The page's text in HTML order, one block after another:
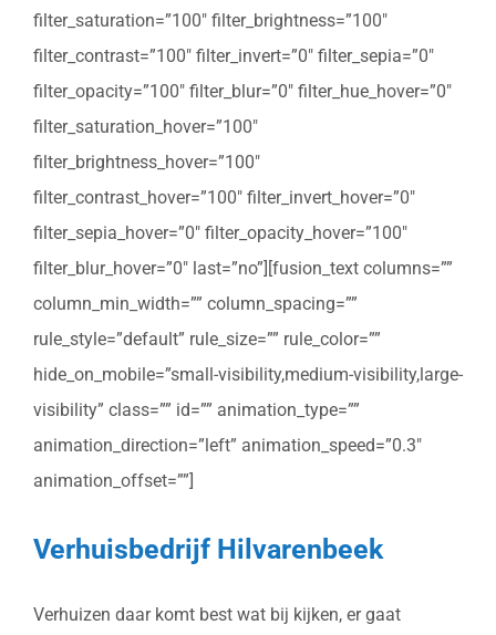
filter_saturation=”100″ filter_brightness=”100″
filter_contrast=”100″ filter_invert=”0″ filter_sepia=”0″
filter_opacity=”100″ filter_blur=”0″ filter_hue_hover=”0″
filter_saturation_hover=”100″
filter_brightness_hover=”100″
filter_contrast_hover=”100″ filter_invert_hover=”0″
filter_sepia_hover=”0″ filter_opacity_hover=”100″
filter_blur_hover=”0″ last=”no”][fusion_text columns=””
column_min_width=”” column_spacing=””
rule_style=”default” rule_size=”” rule_color=””
hide_on_mobile=”small-visibility,medium-visibility,large-
visibility” class=”” id=”” animation_type=””
animation_direction=”left” animation_speed=”0.3″
animation_offset=””]
Verhuisbedrijf Hilvarenbeek
Verhuizen daar komt best wat bij kijken, er gaat